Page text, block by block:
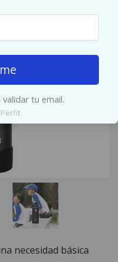
tu email.
necesidad básica